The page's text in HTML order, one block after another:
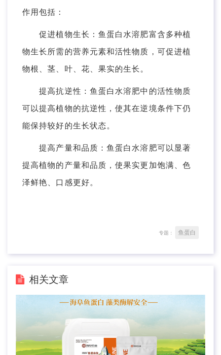
作用包括：
促进植物生长：鱼蛋白水溶肥富含多种植
物生长所需的营养元素和活性物质，可促进植
物根、茎、叶、花、果实的生长。
提高抗逆性：鱼蛋白水溶肥中的活性物质
可以提高植物的抗逆性，使其在逆境条件下仍
能保持较好的生长状态。
提高产量和品质：鱼蛋白水溶肥可以显著
提高植物的产量和品质，使果实更加饱满、色
泽鲜艳、口感更好。
专题： 鱼蛋白
相关文章